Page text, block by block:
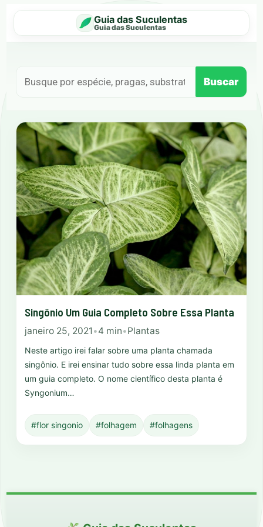
Guia das Suculentas
Guia das Suculentas
Buscar
Singônio Um Guia Completo Sobre Essa Planta
janeiro 25, 2021•4 min•Plantas
Neste artigo irei falar sobre uma planta chamada
singônio. E irei ensinar tudo sobre essa linda planta em
um guia completo. O nome científico desta planta é
Syngonium…
#flor singonio #folhagem #folhagens